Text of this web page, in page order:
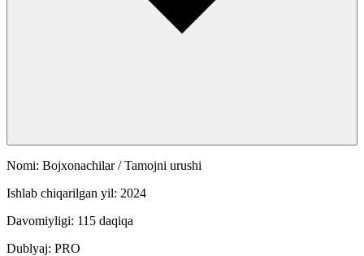
Nomi: Bojxonachilar / Tamojni urushi
Ishlab chiqarilgan yil: 2024
Davomiyligi: 115 daqiqa
Dublyaj: PRO